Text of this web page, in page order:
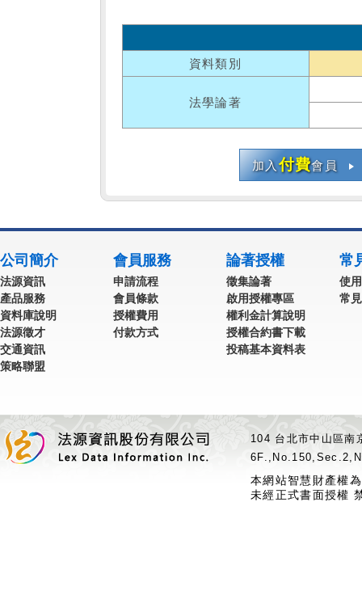
資料類別
法學論著
加入付費會員
公司簡介
法源資訊
產品服務
資料庫說明
法源徵才
交通資訊
策略聯盟
會員服務
申請流程
會員條款
授權費用
付款方式
論著授權
徵集論著
啟用授權專區
權利金計算說明
授權合約書下載
投稿基本資料表
常
使
常
104 台北市中山區
本網站智慧財產權
未經正式書面授權